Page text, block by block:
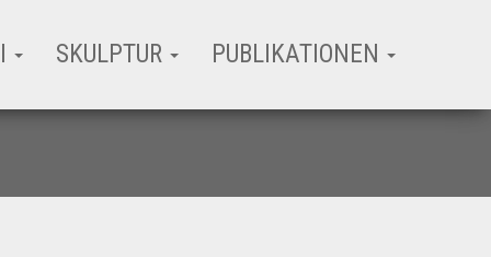
SKULPTUR PUBLIKATIONEN